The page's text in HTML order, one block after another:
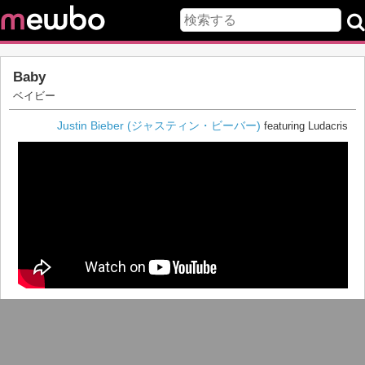
Baby
ベイビー
Justin Bieber (ジャスティン・ビーバー) featuring Ludacris